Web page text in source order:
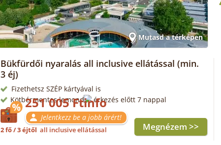
Mutasd a térképen
Bükfürdői nyaralás all inclusive ellátással (min.
3 éj)
Fizethetsz SZÉP kártyával is
Kötbérmentes lemondás érkezés előtt 7 nappal
251 005 Ft
Jelentkezz be a jobb árért!
2 fő / 3 éjtől all inclusive ellátással Megnézem >>